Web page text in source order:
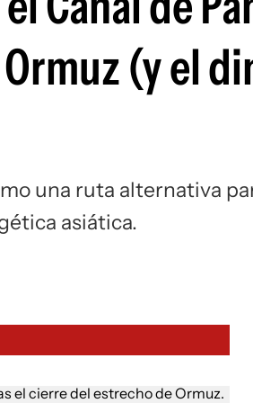
(y el
una ruta alternativa
asiática.